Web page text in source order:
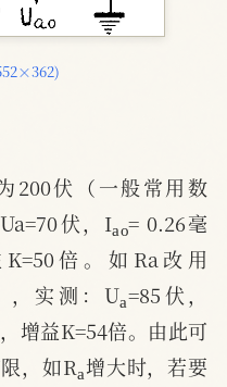
o
200伏（一般常用数
伏，I ao
= 0.26毫
倍。如Ra改用
，实测：Ua=85伏，
增益K=54倍。由此可
，如R a增大时，若要